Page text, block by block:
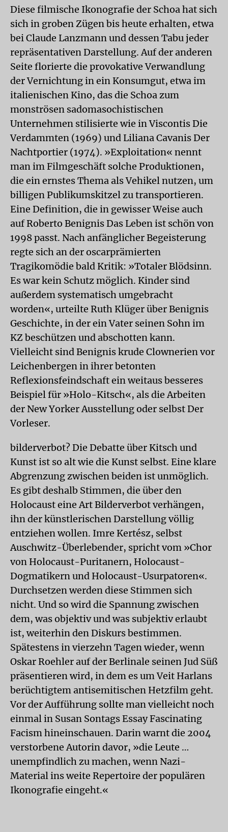
Diese filmische Ikonografie der Schoa hat sich
sich in groben Zügen bis heute erhalten, etwa
bei Claude Lanzmann und dessen Tabu jeder
repräsentativen Darstellung. Auf der anderen
Seite florierte die provokative Verwandlung
der Vernichtung in ein Konsumgut, etwa im
italienischen Kino, das die Schoa zum
monströsen sadomasochistischen
Unternehmen stilisierte wie in ViscontisDie
Verdammten (1969) und Liliana CavanisDer
Nachtportier (1974). »Exploitation« nennt
man im Filmgeschäft solche Produktionen,
die ein ernstes Thema als Vehikel nutzen, um
billigen Publikumskitzel zu transportieren.
Eine Definition, die in gewisser Weise auch
auf Roberto BenignisDas Leben ist schönvon
1998 passt. Nach anfänglicher Begeisterung
regte sich an der oscarprämierten
Tragikomödie bald Kritik: »Totaler Blödsinn.
Es war kein Schutz möglich. Kinder sind
außerdem systematisch umgebracht
worden«, urteilte Ruth Klüger über Benignis
Geschichte, in der ein Vater seinen Sohn im
KZ beschützen und abschotten kann.
Vielleicht sind Benignis krude Clownerien vor
Leichenbergen in ihrer betonten
Reflexionsfeindschaft ein weitaus besseres
Beispiel für »Holo-Kitsch«, als die Arbeiten
der New Yorker Ausstellung oder selbstDer
Vorleser.
bilderverbot? Die Debatte über Kitsch und
Kunst ist so alt wie die Kunst selbst. Eine klare
Abgrenzung zwischen beiden ist unmöglich.
Es gibt deshalb Stimmen, die über den
Holocaust eine Art Bilderverbot verhängen,
ihn der künstlerischen Darstellung völlig
entziehen wollen. Imre Kertész, selbst
Auschwitz-Überlebender, spricht vom »Chor
von Holocaust-Puritanern, Holocaust-
Dogmatikern und Holocaust-Usurpatoren«.
Durchsetzen werden diese Stimmen sich
nicht. Und so wird die Spannung zwischen
dem, was objektiv und was subjektiv erlaubt
ist, weiterhin den Diskurs bestimmen.
Spätestens in vierzehn Tagen wieder, wenn
Oskar Roehler auf der Berlinale seinen Jud Süß
präsentieren wird, in dem es um Veit Harlans
berüchtigtem antisemitischen Hetzfilm geht.
Vor der Aufführung sollte man vielleicht noch
einmal in Susan Sontags EssayFascinating
Facismhineinschauen. Darin warnt die 2004
verstorbene Autorin davor, »die Leute …
unempfindlich zu machen, wenn Nazi-
Material ins weite Repertoire der populären
Ikonografie eingeht.«